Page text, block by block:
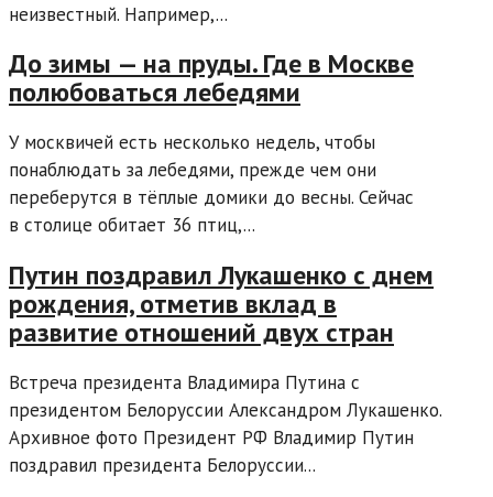
неизвестный. Например,...
До зимы — на пруды. Где в Москве
полюбоваться лебедями
У москвичей есть несколько недель, чтобы
понаблюдать за лебедями, прежде чем они
переберутся в тёплые домики до весны. Сейчас
в столице обитает 36 птиц,...
Путин поздравил Лукашенко с днем
рождения, отметив вклад в
развитие отношений двух стран
Встреча президента Владимира Путина с
президентом Белоруссии Александром Лукашенко.
Архивное фото Президент РФ Владимир Путин
поздравил президента Белоруссии...